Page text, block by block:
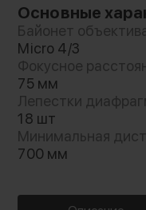
Основные
Байонет
Micro 4/3
Фокусное
75 мм
Лепестки
18 шт
Минимальная
700 мм